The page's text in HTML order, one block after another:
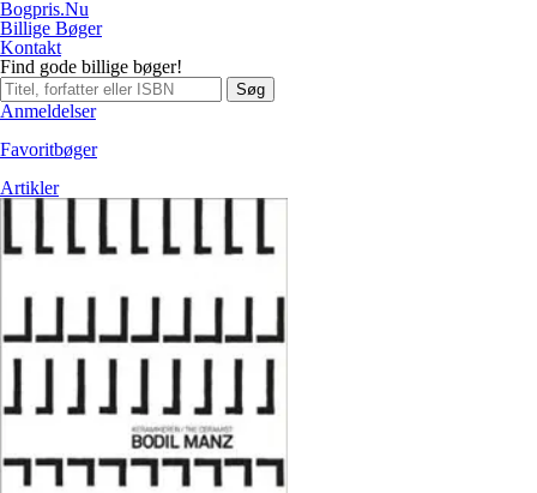
Bogpris.Nu
Billige Bøger
Kontakt
Find gode billige bøger!
Søg
Anmeldelser
Favoritbøger
Artikler